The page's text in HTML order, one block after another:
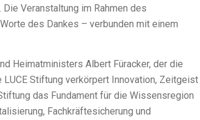
Veranstaltung im Rahmen des
des Dankes – verbunden mit einem
Heimatministers Albert Füracker, der die
Stiftung verkörpert Innovation, Zeitgeist
das Fundament für die Wissensregion
Fachkräftesicherung und